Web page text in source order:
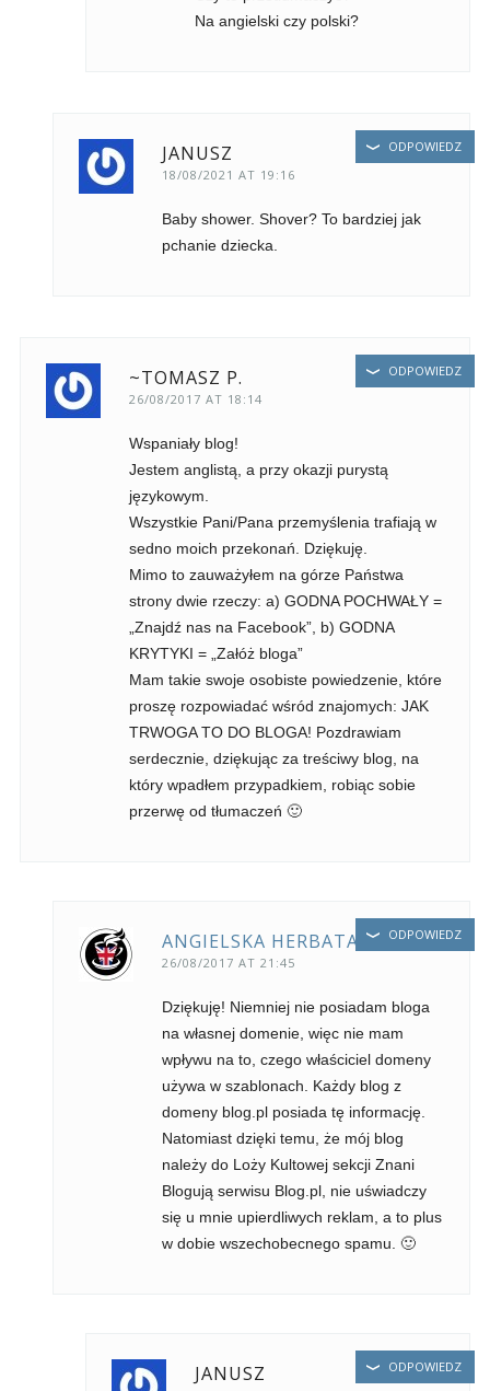
Na angielski czy polski?
JANUSZ
18/08/2021 AT 19:16
Baby shower. Shover? To bardziej jak
pchanie dziecka.
ODPOWIEDZ
~TOMASZ P.
26/08/2017 AT 18:14
Wspaniały blog!
Jestem anglistą, a przy okazji purystą
językowym.
Wszystkie Pani/Pana przemyślenia trafiają w
sedno moich przekonań. Dziękuję.
Mimo to zauważyłem na górze Państwa
strony dwie rzeczy: a) GODNA POCHWAŁY =
„Znajdź nas na Facebook”, b) GODNA
KRYTYKI = „Załóż bloga”
Mam takie swoje osobiste powiedzenie, które
proszę rozpowiadać wśród znajomych: JAK
TRWOGA TO DO BLOGA! Pozdrawiam
serdecznie, dziękując za treściwy blog, na
który wpadłem przypadkiem, robiąc sobie
przerwę od tłumaczeń 🙂
ODPOWIEDZ
ANGIELSKA HERBATA
26/08/2017 AT 21:45
Dziękuję! Niemniej nie posiadam bloga
na własnej domenie, więc nie mam
wpływu na to, czego właściciel domeny
używa w szablonach. Każdy blog z
domeny blog.pl posiada tę informację.
Natomiast dzięki temu, że mój blog
należy do Loży Kultowej sekcji Znani
Blogują serwisu Blog.pl, nie uświadczy
się u mnie upierdliwych reklam, a to plus
w dobie wszechobecnego spamu. 🙂
ODPOWIEDZ
JANUSZ ODPOWIEDZ